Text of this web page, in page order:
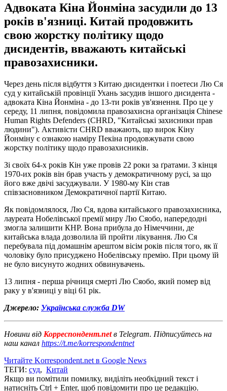
Адвоката Кіна Йонміна засудили до 13
років в'язниці. Китай продовжить
свою жорстку політику щодо
дисидентів, вважають китайські
правозахисники.
Через день після відбуття з Китаю дисидентки і поетеси Лю Ся
суд у китайській провінції Ухань засудив іншого дисидента -
адвоката Кіна Йонміна - до 13-ти років ув'язнення. Про це у
середу, 11 липня, повідомила правозахисна організація Chinese
Human Rights Defenders (CHRD, "Китайські захисники прав
людини"). Активісти CHRD вважають, що вирок Кіну
Йонміну є ознакою наміру Пекіна продовжувати свою
жорстку політику щодо правозахисників.
Зі своїх 64-х років Кін уже провів 22 роки за ґратами. З кінця
1970-их років він брав участь у демократичному русі, за що
його вже двічі засуджували. У 1980-му Кін став
співзасновником Демократичної партії Китаю.
Як повідомлялося, Лю Ся, вдова китайського правозахисника,
лауреата Нобелівської премії миру Лю Сяобо, напередодні
змогла залишити КНР. Вона прибула до Німеччини, де
китайська влада дозволила їй пройти лікування. Лю Ся
перебувала під домашнім арештом вісім років після того, як її
чоловіку було присуджено Нобелівську премію. При цьому їй
не було висунуто жодних обвинувачень.
13 липня - перша річниця смерті Лю Сяобо, який помер від
раку у в'язниці у віці 61 рік.
Джерело: Українська служба DW
Новини від Корреспондент.netв Telegram. Підписуйтесь на
наш канал https://t.me/korrespondentnet
Читайте Korrespondent.net в Google News
ТЕГИ: суд, Китай
Якщо ви помітили помилку, виділіть необхідний текст і
натисніть Ctrl + Enter, щоб повідомити про це редакцію.